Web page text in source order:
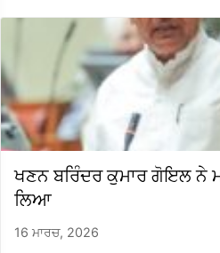
ਖਣਨ ਬਰਿੰਦਰ ਕੁਮਾਰ ਗੋਇਲ ਨੇ
ਲਿਆ
16 ਮਾਰਚ, 2026